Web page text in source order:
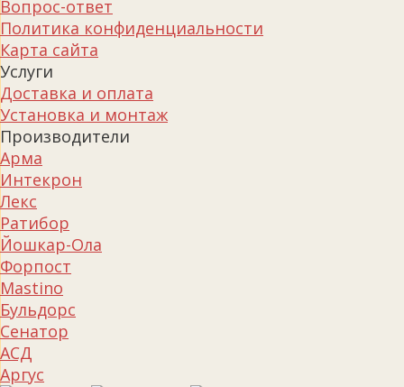
Вопрос-ответ
Политика конфиденциальности
Карта сайта
Услуги
Доставка и оплата
Установка и монтаж
Производители
Арма
Интекрон
Лекс
Ратибор
Йошкар-Ола
Форпост
Mastino
Бульдорс
Сенатор
АСД
Аргус